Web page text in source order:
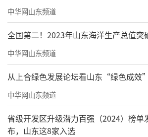
中华网山东频道
全国第二！2023年山东海洋生产总值突
中华网山东频道
从上合绿色发展论坛看山东“绿色成效”
中华网山东频道
省级开发区升级潜力百强（2024）榜单
布，山东这8家入选